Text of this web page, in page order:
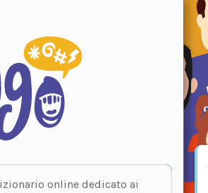
online dedicato ai